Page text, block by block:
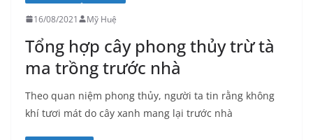
16/08/2021 Mỹ Huệ
Tổng hợp cây phong thủy trừ tà
ma trồng trước nhà
Theo quan niệm phong thủy, người ta tin rằng không
khí tươi mát do cây xanh mang lại trước nhà